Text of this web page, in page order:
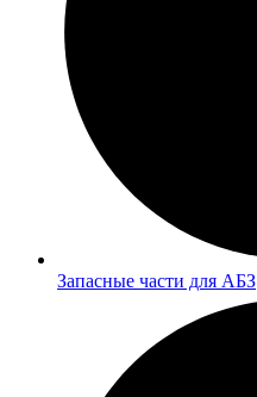
Запасные части для АБЗ